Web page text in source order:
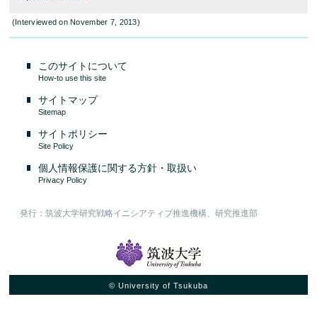
(Interviewed on November 7, 2013)
このサイトについて
How-to use this site
サイトマップ
Sitemap
サイトポリシー
Site Policy
個人情報保護に関する方針・取扱い
Privacy Policy
発行：筑波大学研究戦略イニシアティブ推進機構、研究推進部
© University of Tsukuba